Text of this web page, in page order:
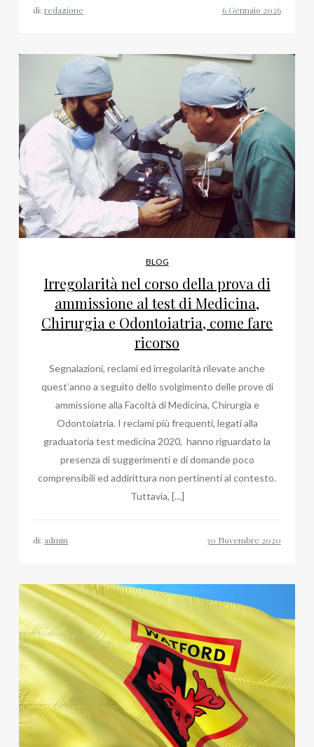
di:redazione
BLOG
Irregolarità nel corso della prova di
ammissione al test di Medicina,
Chirurgia e Odontoiatria, come fare
ricorso
Segnalazioni, reclami ed irregolarità rilevate anche
quest’anno a seguito dello svolgimento delle prove di
ammissione alla Facoltà di Medicina, Chirurgia e
Odontoiatria. I reclami più frequenti, legati alla
graduatoria test medicina 2020, hanno riguardato la
presenza di suggerimenti e di domande poco
comprensibili ed addirittura non pertinenti al contesto.
Tuttavia, […]
di: admin